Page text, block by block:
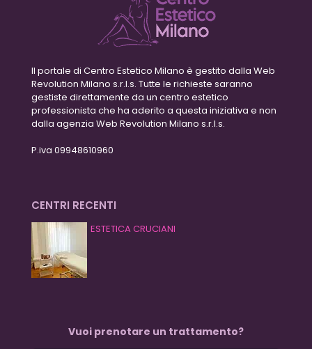
Il portale di Centro Estetico Milano è gestito dalla Web
Revolution Milano s.r.l.s. Tutte le richieste saranno
gestiste direttamente da un centro estetico
professionista che ha aderito a questa iniziativa e non
dalla agenzia Web Revolution Milano s.r.l.s.
P.iva 09948610960
CENTRI RECENTI
ESTETICA CRUCIANI
Vuoi prenotare un trattamento?